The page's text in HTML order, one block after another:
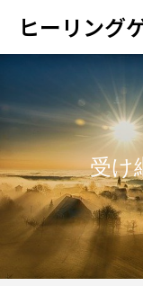
ヒーリング
受け